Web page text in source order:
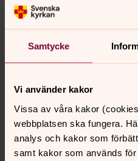
Samtycke
Vi använder kakor
Vissa av våra kakor
webbplatsen ska fungera.
analys och kakor som
samt kakor som används
Senast ändrad 7 oktober 2017
Synpunkter eller
wien@svenskakyrkan.se
Dela